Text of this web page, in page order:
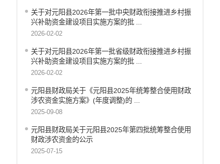
关于对元阳县2026年第一批中央财政衔接推进乡村振
兴补助资金建设项目实施方案的批 ...
2026-02-02
关于对元阳县2026年第一批省级财政衔接推进乡村振
兴补助资金建设项目实施方案的批 ...
2026-02-02
元阳县财政局关于《元阳县2025年统筹整合使用财政
涉农资金实施方案》(年度调整)的 ...
2025-09-08
元阳县财政局关于元阳县2025年第四批统筹整合使用
财政涉农资金的公示
2025-07-15